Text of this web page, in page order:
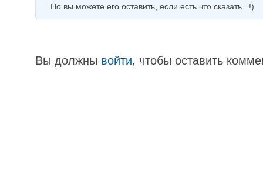
Но вы можете его оставить, если есть что сказать...!)
Вы должны войти, чтобы оставить